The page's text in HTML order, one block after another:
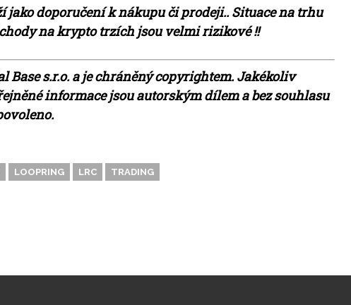
jako doporučení k nákupu či prodeji.. Situace na trhu
na krypto trzích jsou velmi rizikové !!
s.r.o. a je chráněný copyrightem. Jakékoliv
informace jsou autorským dílem a bez souhlasu
LOOPRING LRC TRADING